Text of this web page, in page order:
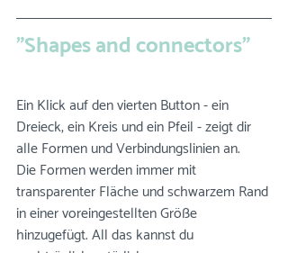
"Shapes and connectors"
Ein Klick auf den vierten Button - ein
Dreieck, ein Kreis und ein Pfeil - zeigt dir
alle Formen und Verbindungslinien an.
Die Formen werden immer mit
transparenter Fläche und schwarzem Rand
in einer voreingestellten Größe
hinzugefügt. All das kannst du